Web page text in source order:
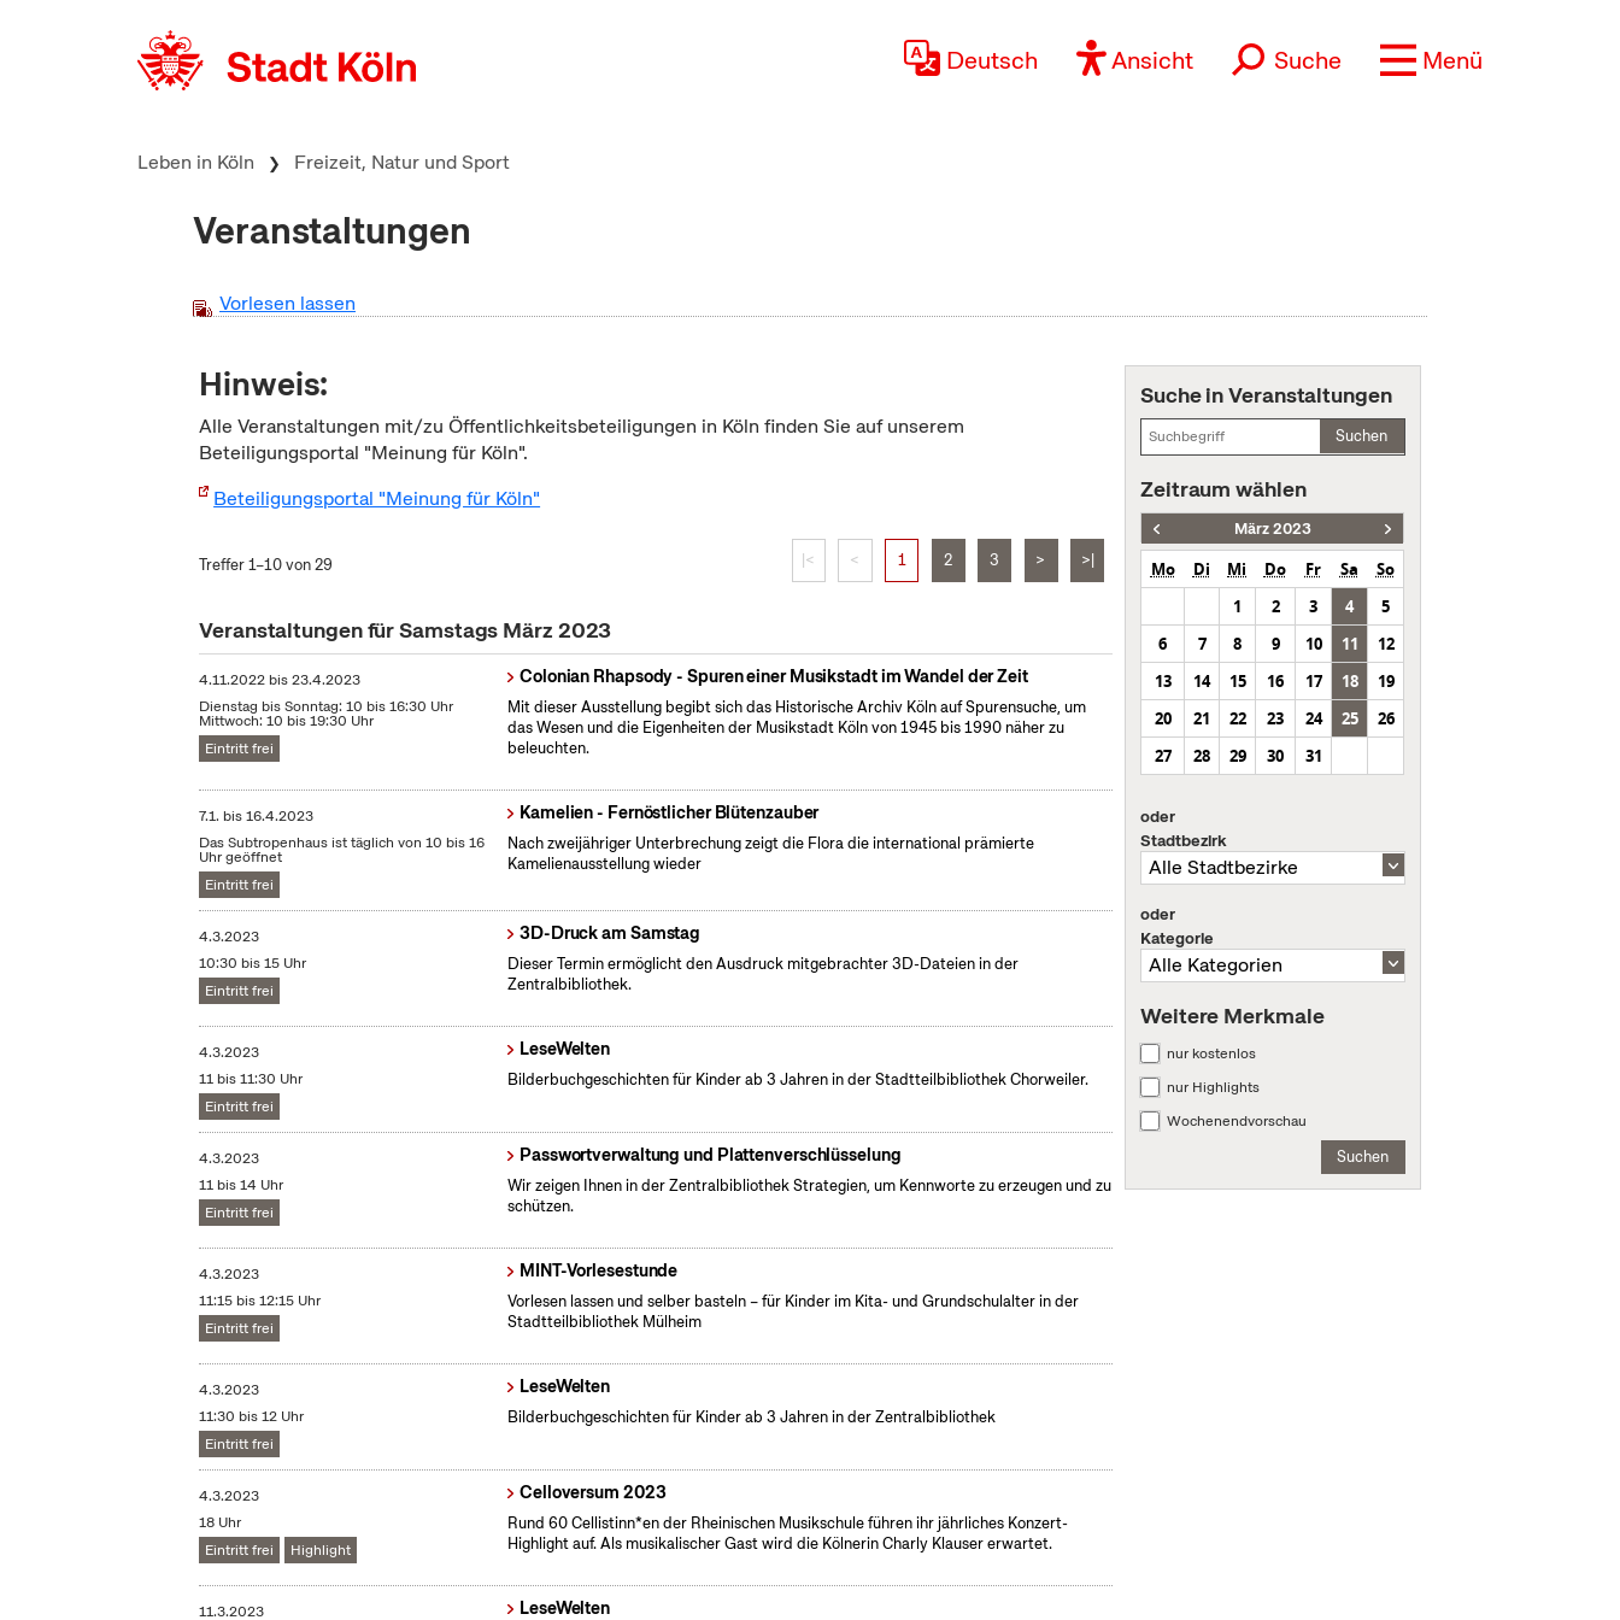
Deutsch Ansicht Suche Menü
Leben in Köln Freizeit, Natur und Sport
Veranstaltungen
Vorlesen lassen
Hinweis:
Alle Veranstaltungen mit/zu Öffentlichkeitsbeteiligungen in Köln finden Sie auf unserem
Beteiligungsportal "Meinung für Köln".
Beteiligungsportal "Meinung für Köln"
Treffer 1–10 von 29 |< < 1 2 3 > >|
Veranstaltungen für Samstags März 2023
4.11.2022 bis23.4.2023
Dienstag bis Sonntag: 10 bis 16:30 Uhr
Mittwoch: 10 bis 19:30 Uhr
Eintritt frei
Colonian Rhapsody - Spuren einer Musikstadt im Wandel der Zeit
Mit dieser Ausstellung begibt sich das Historische Archiv Köln auf Spurensuche, um
das Wesen und die Eigenheiten der Musikstadt Köln von 1945 bis 1990 näher zu
beleuchten.
7.1. bis16.4.2023
Das Subtropenhaus ist täglich von 10 bis 16
Uhr geöffnet
Eintritt frei
Kamelien - Fernöstlicher Blütenzauber
Nach zweijähriger Unterbrechung zeigt die Flora die international prämierte
Kamelienausstellung wieder
4.3.2023
10:30 bis 15 Uhr
Eintritt frei
3D-Druck am Samstag
Dieser Termin ermöglicht den Ausdruck mitgebrachter 3D-Dateien in der
Zentralbibliothek.
4.3.2023
11 bis 11:30 Uhr
Eintritt frei
LeseWelten
Bilderbuchgeschichten für Kinder ab 3 Jahren in der Stadtteilbibliothek Chorweiler.
4.3.2023
11 bis 14 Uhr
Eintritt frei
Passwortverwaltung und Plattenverschlüsselung
Wir zeigen Ihnen in der Zentralbibliothek Strategien, um Kennworte zu erzeugen und zu
schützen.
4.3.2023
11:15 bis 12:15 Uhr
Eintritt frei
MINT-Vorlesestunde
Vorlesen lassen und selber basteln – für Kinder im Kita- und Grundschulalter in der
Stadtteilbibliothek Mülheim
4.3.2023
11:30 bis 12 Uhr
Eintritt frei
LeseWelten
Bilderbuchgeschichten für Kinder ab 3 Jahren in der Zentralbibliothek
4.3.2023
18 Uhr
Eintritt frei
Highlight
Celloversum 2023
Rund 60 Cellistinn*en der Rheinischen Musikschule führen ihr jährliches Konzert-
Highlight auf. Als musikalischer Gast wird die Kölnerin Charly Klauser erwartet.
11.3.2023
LeseWelten
Suche in Veranstaltungen
Suchen
Zeitraum wählen
März 2023
Mo Di Mi Do Fr Sa
So
1
2 3 4
5
6
7 8 9 10 11
12
13
14 15 16 17 18
19
20
21 22 23 24 25
26
27
28 29 30 31
oder
Stadtbezirk
oder
Kategorie
Weitere Merkmale
nur kostenlos
nur Highlights
Wochenendvorschau
Suchen